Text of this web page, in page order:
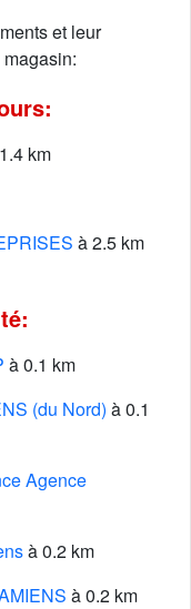
et leur
km
à 2.5 km
à 0.1 km
(du Nord) à 0.1
Agence
à 0.2 km
à 0.2 km